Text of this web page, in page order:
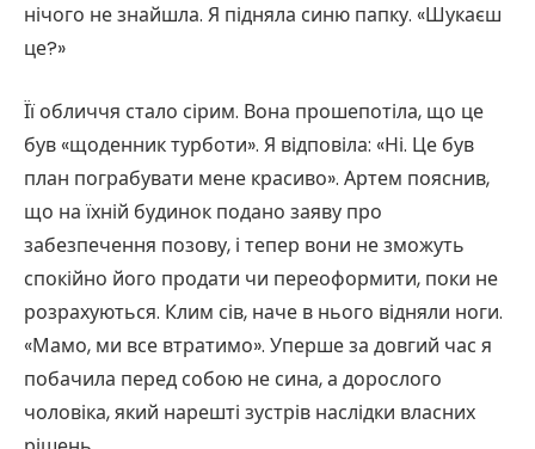
нічого не знайшла. Я підняла синю папку. «Шукаєш
це?»
Її обличчя стало сірим. Вона прошепотіла, що це
був «щоденник турботи». Я відповіла: «Ні. Це був
план пограбувати мене красиво». Артем пояснив,
що на їхній будинок подано заяву про
забезпечення позову, і тепер вони не зможуть
спокійно його продати чи переоформити, поки не
розрахуються. Клим сів, наче в нього відняли ноги.
«Мамо, ми все втратимо». Уперше за довгий час я
побачила перед собою не сина, а дорослого
чоловіка, який нарешті зустрів наслідки власних